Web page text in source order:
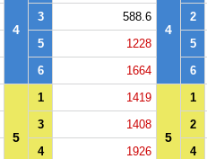
4 4
3 588.6
2
5 1228
5
6 1664 6
5
1 1419
5
1
3 1408
2
4 1926
4